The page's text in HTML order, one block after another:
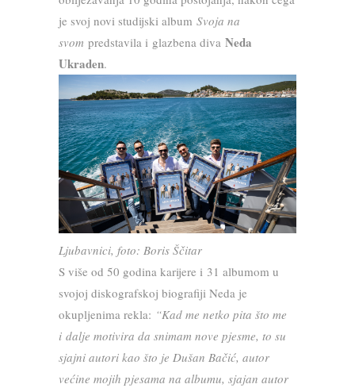
je svoj novi studijski album Svoja na
svom predstavila i glazbena diva Neda
Ukraden.
Ljubavnici, foto: Boris Ščitar
S više od 50 godina karijere i 31 albumom u
svojoj diskografskoj biografiji Neda je
okupljenima rekla: “Kad me netko pita što me
i dalje motivira da snimam nove pjesme, to su
sjajni autori kao što je Dušan Bačić, autor
većine mojih pjesama na albumu, sjajan autor